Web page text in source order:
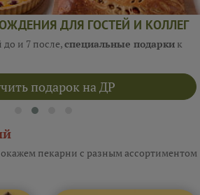
ДЛЯ ГОСТЕЙ И КОЛЛЕГ
и 7 после,специальные подарки к
подарок на ДР
пекарни с разным ассортиментом